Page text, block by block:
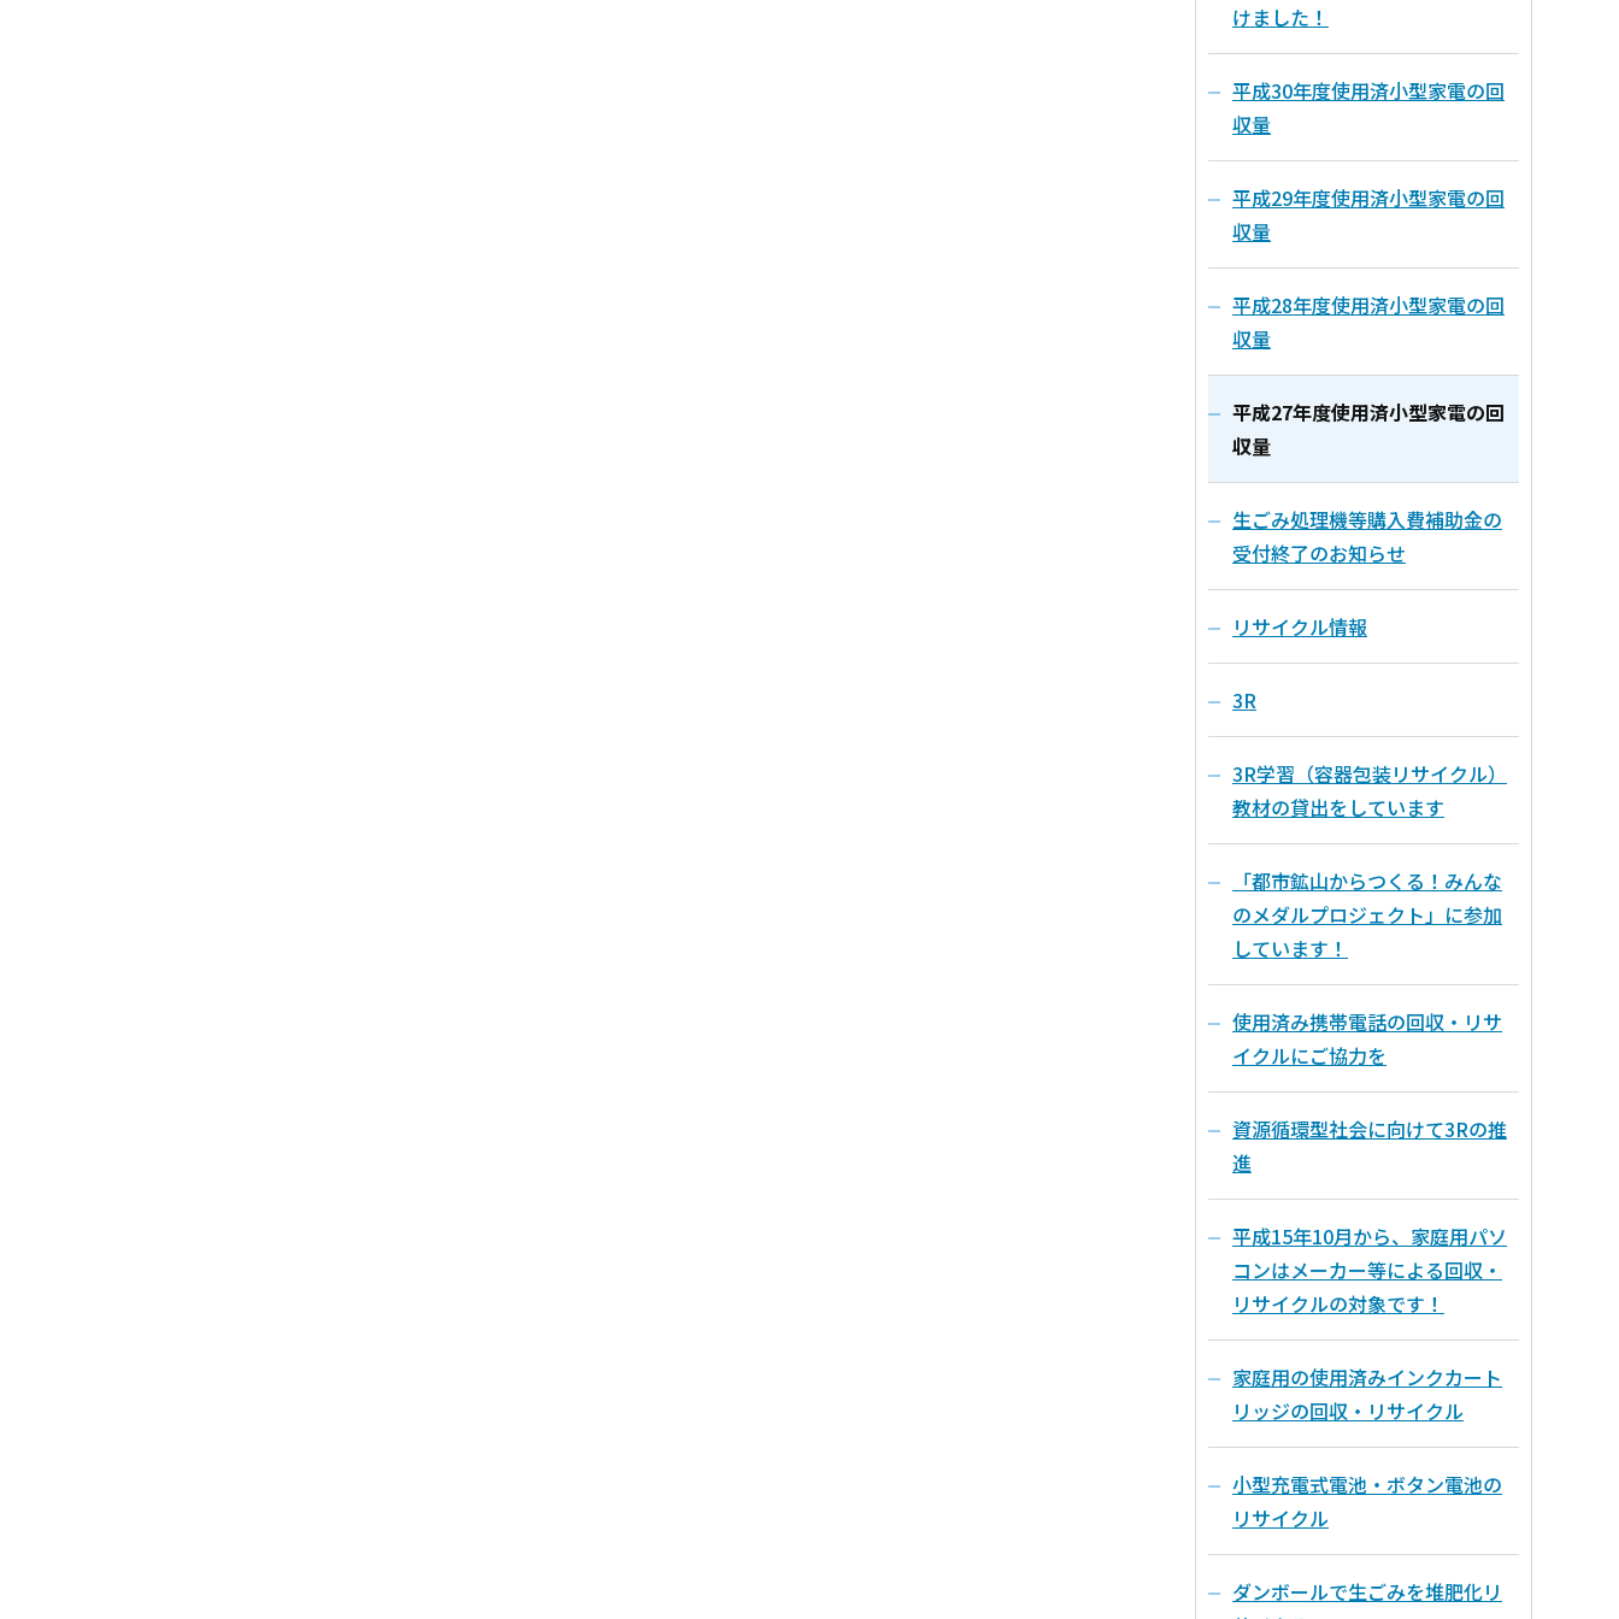
けました！
平成30年度使用済小型家電の回
収量
平成29年度使用済小型家電の回
収量
平成28年度使用済小型家電の回
収量
平成27年度使用済小型家電の回
収量
生ごみ処理機等購入費補助金の
受付終了のお知らせ
リサイクル情報
3R
3R学習（容器包装リサイクル）
教材の貸出をしています
「都市鉱山からつくる！みんな
のメダルプロジェクト」に参加
しています！
使用済み携帯電話の回収・リサ
イクルにご協力を
資源循環型社会に向けて3Rの推
進
平成15年10月から、家庭用パソ
コンはメーカー等による回収・
リサイクルの対象です！
家庭用の使用済みインクカート
リッジの回収・リサイクル
小型充電式電池・ボタン電池の
リサイクル
ダンボールで生ごみを堆肥化リ